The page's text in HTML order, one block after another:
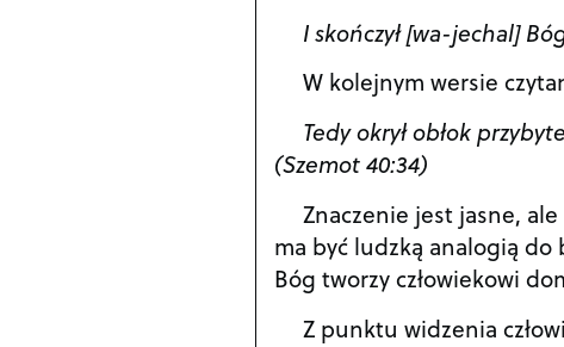
I skończył [wa-jechal]
W kolejnym wersie
Tedy okrył obłok
(Szemot 40:34)
Znaczenie jest jasne,
ma być ludzką analogią do
Bóg tworzy człowiekowi
Z punktu widzenia